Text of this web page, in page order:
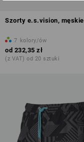
Szorty e.s.vision, męskie
7 kolory/ów
od 232,35 zł
(z VAT) od 20 sztuki